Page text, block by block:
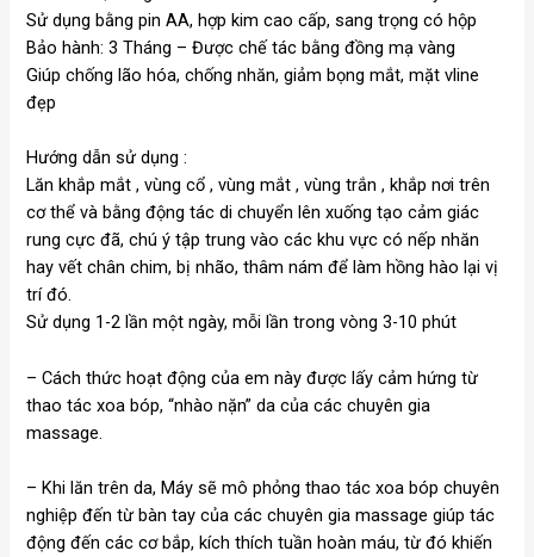
Sử dụng bằng pin AA, hợp kim cao cấp, sang trọng có hộp
Bảo hành: 3 Tháng – Được chế tác bằng đồng mạ vàng
Giúp chống lão hóa, chống nhăn, giảm bọng mắt, mặt vline
đẹp
Hướng dẫn sử dụng :
Lăn khắp mắt , vùng cổ , vùng mắt , vùng trắn , khắp nơi trên
cơ thể và bằng động tác di chuyển lên xuống tạo cảm giác
rung cực đã, chú ý tập trung vào các khu vực có nếp nhăn
hay vết chân chim, bị nhão, thâm nám để làm hồng hào lại vị
trí đó.
Sử dụng 1-2 lần một ngày, mỗi lần trong vòng 3-10 phút
– Cách thức hoạt động của em này được lấy cảm hứng từ
thao tác xoa bóp, “nhào nặn” da của các chuyên gia
massage.
– Khi lăn trên da, Máy sẽ mô phỏng thao tác xoa bóp chuyên
nghiệp đến từ bàn tay của các chuyên gia massage giúp tác
động đến các cơ bắp, kích thích tuần hoàn máu, từ đó khiến